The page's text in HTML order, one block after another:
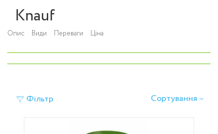
Knauf
Опис Види Переваги Ціна
‹ ›
Фільтр Сортування